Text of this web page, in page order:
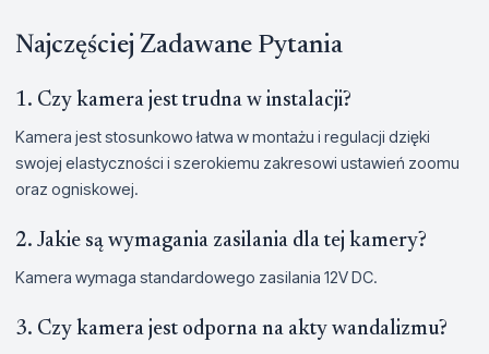
Najczęściej Zadawane Pytania
1. Czy kamera jest trudna w instalacji?
Kamera jest stosunkowo łatwa w montażu i regulacji dzięki
swojej elastyczności i szerokiemu zakresowi ustawień zoomu
oraz ogniskowej.
2. Jakie są wymagania zasilania dla tej kamery?
Kamera wymaga standardowego zasilania 12V DC.
3. Czy kamera jest odporna na akty wandalizmu?